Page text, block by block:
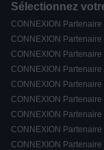
Sélectionnez
CONNEXION
CONNEXION
CONNEXION
CONNEXION
CONNEXION
CONNEXION
CONNEXION
CONNEXION
CONNEXION